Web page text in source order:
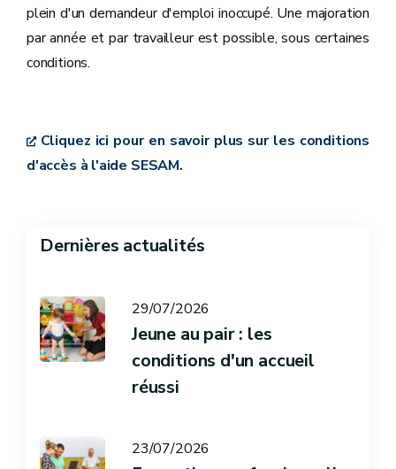
plein d'un demandeur d'emploi inoccupé. Une majoration
par année et par travailleur est possible, sous certaines
conditions.
Cliquez ici pour en savoir plus sur les conditions
d'accès à l'aide SESAM.
Dernières actualités
29/07/2026
Jeune au pair : les
conditions d'un accueil
réussi
23/07/2026